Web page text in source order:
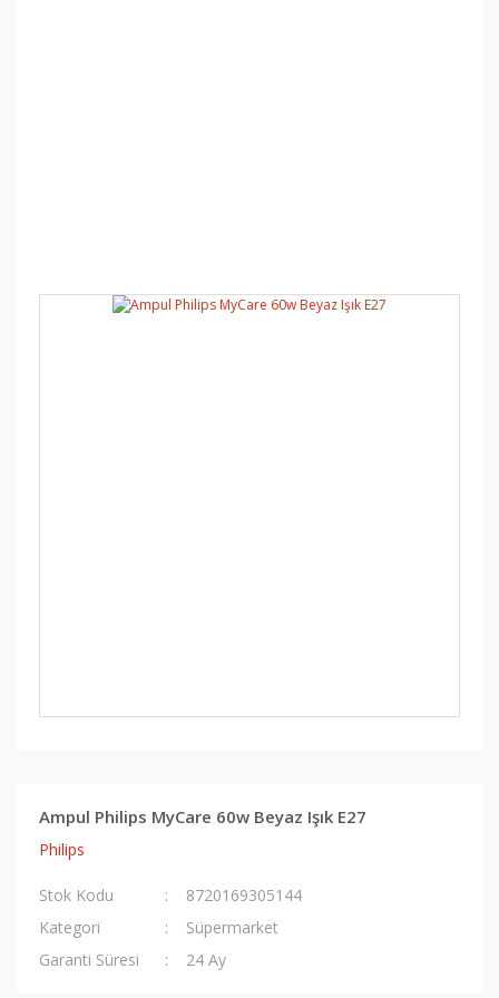
Ampul Philips MyCare 60w Beyaz Işık E27
Philips
Stok Kodu
8720169305144
Kategori
Süpermarket
Garanti Süresi
24 Ay